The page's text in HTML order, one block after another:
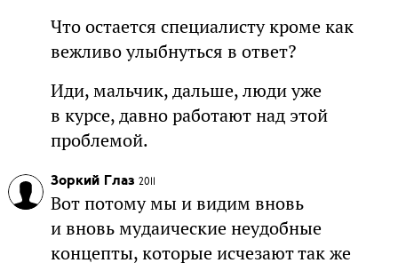
Что остается специалисту кроме как
вежливо улыбнуться в ответ?
Иди, мальчик, дальше, люди уже
в курсе, давно работают над этой
проблемой.
Зоркий Глаз 2011
Вот потому мы и видим вновь
и вновь мудаические неудобные
концепты, которые исчезают так же